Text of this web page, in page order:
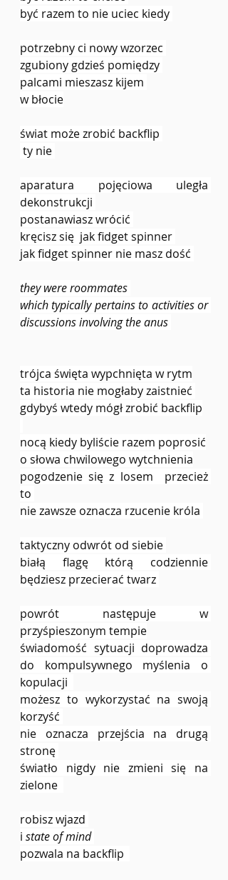
być razem to nie uciec kiedy
potrzebny ci nowy wzorzec
zgubiony gdzieś pomiędzy
palcami mieszasz kijem
w błocie
świat może zrobić backflip
ty nie
aparatura pojęciowa uległa
dekonstrukcji
postanawiasz wrócić
kręcisz się  jak fidget spinner
jak fidget spinner nie masz dość
they were roommates
which typically pertains to activities or
discussions involving the anus
trójca święta wypchnięta w rytm
ta historia nie mogłaby zaistnieć
gdybyś wtedy mógł zrobić backflip
nocą kiedy byliście razem poprosić
o słowa chwilowego wytchnienia
pogodzenie się z losem  przecież
to
nie zawsze oznacza rzucenie króla
taktyczny odwrót od siebie
białą flagę którą codziennie
będziesz przecierać twarz
powrót następuje w
przyśpieszonym tempie
świadomość sytuacji doprowadza
do kompulsywnego myślenia o
kopulacji
możesz to wykorzystać na swoją
korzyść
nie oznacza przejścia na drugą
stronę
światło nigdy nie zmieni się na
zielone
robisz wjazd
i state of mind
pozwala na backflip